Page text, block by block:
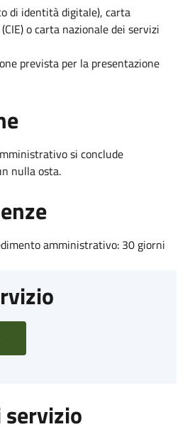
di identità digitale), carta
o carta nazionale dei servizi
prevista per la presentazione
si conclude
nulla osta.
amministrativo: 30 giorni